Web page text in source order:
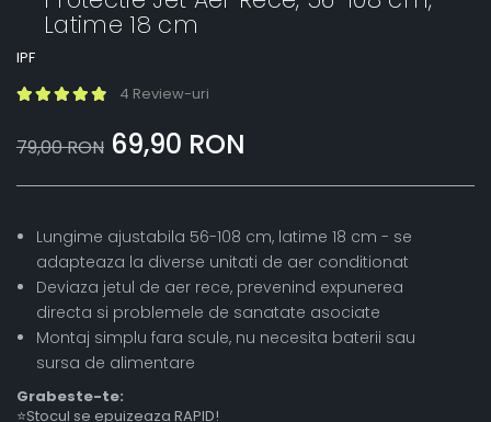
Latime 18 cm
IPF
4 Review-uri
79,00 RON 69,90 RON
Lungime ajustabila 56-108 cm, latime 18 cm - se
adapteaza la diverse unitati de aer conditionat
Deviaza jetul de aer rece, prevenind expunerea
directa si problemele de sanatate asociate
Montaj simplu fara scule, nu necesita baterii sau
sursa de alimentare
Grabeste-te:
⭐Stocul se epuizeaza RAPID!